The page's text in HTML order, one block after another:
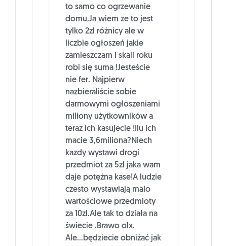
to samo co ogrzewanie
domu.Ja wiem ze to jest
tylko 2zl różnicy ale w
liczbie ogłoszeń jakie
zamieszczam i skali roku
robi się suma !Jesteście
nie fer. Najpierw
nazbieraliście sobie
darmowymi ogłoszeniami
miliony użytkowników a
teraz ich kasujecie !Ilu ich
macie 3,6miliona?Niech
kazdy wystawi drogi
przedmiot za 5zl jaka wam
daje potężna kase!A ludzie
czesto wystawiają malo
wartościowe przedmioty
za 10zl.Ale tak to działa na
świecie .Brawo olx.
Ale…będziecie obniżać jak